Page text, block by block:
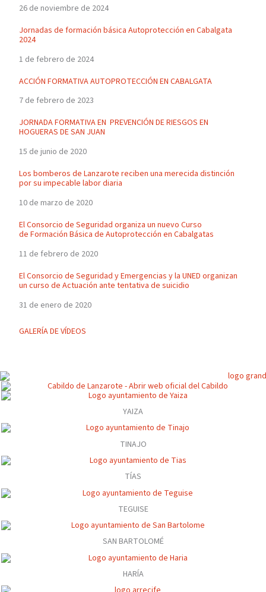
26 de noviembre de 2024
Jornadas de formación básica Autoprotección en Cabalgata
2024
1 de febrero de 2024
ACCIÓN FORMATIVA AUTOPROTECCIÓN EN CABALGATA
7 de febrero de 2023
JORNADA FORMATIVA EN PREVENCIÓN DE RIESGOS EN
HOGUERAS DE SAN JUAN
15 de junio de 2020
Los bomberos de Lanzarote reciben una merecida distinción
por su impecable labor diaria
10 de marzo de 2020
El Consorcio de Seguridad organiza un nuevo Curso
de Formación Básica de Autoprotección en Cabalgatas
11 de febrero de 2020
El Consorcio de Seguridad y Emergencias y la UNED organizan
un curso de Actuación ante tentativa de suicidio
31 de enero de 2020
GALERÍA DE VÍDEOS
YAIZA
TINAJO
TÍAS
TEGUISE
SAN BARTOLOMÉ
HARÍA